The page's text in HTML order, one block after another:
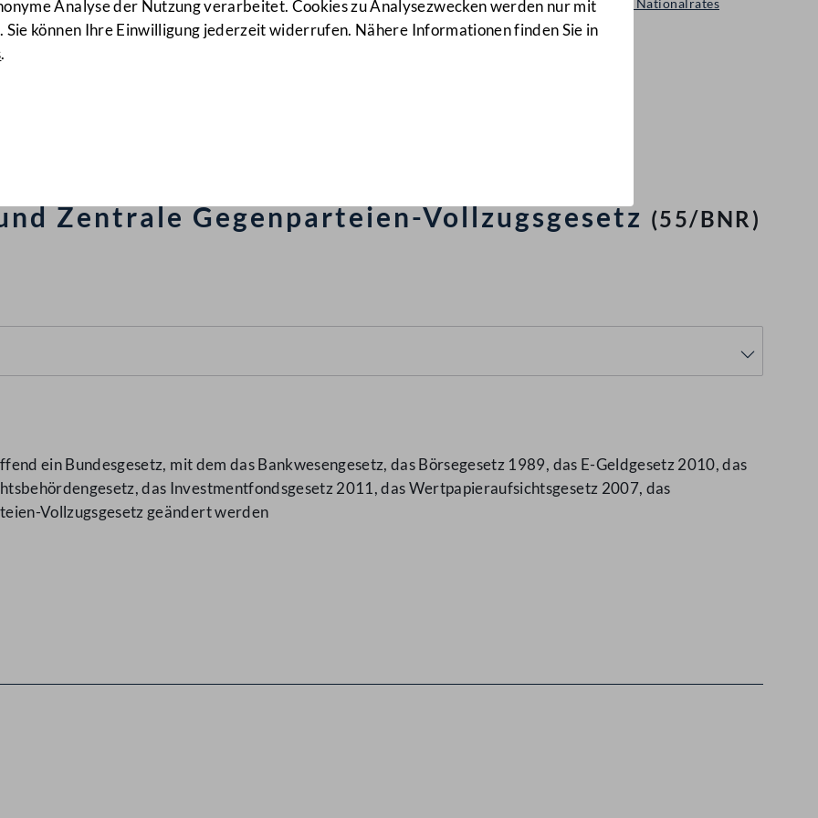
Analyse der Nutzung verarbeitet. Cookies zu Analysezwecken werden nur mit
Sie können Ihre Einwilligung jederzeit widerrufen. Nähere Informationen finden Sie in
.
Beschluss des Nationalrates
55/BNR
1989, E-Geldgesetz 2010,
Finanzmarktaufsichtsbehördengesetz,
Wertpapieraufsichtsgesetz 2007,
Zentrale Gegenparteien-Vollzugsgesetz (55/BNR)
ein Bundesgesetz, mit dem das Bankwesengesetz, das Börsegesetz 1989, das E-Geldgesetz 2010, das
das Investmentfondsgesetz 2011, das Wertpapieraufsichtsgesetz 2007, das
Vollzugsgesetz geändert werden